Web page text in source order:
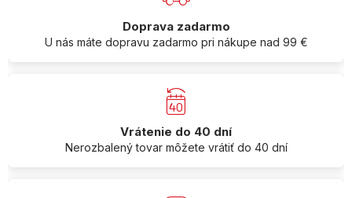
Doprava zadarmo
U nás máte dopravu zadarmo pri nákupe nad 99 €
Vrátenie do 40 dní
Nerozbalený tovar môžete vrátiť do 40 dní